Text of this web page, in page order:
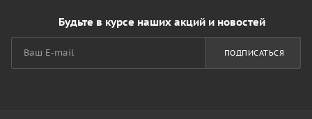
Будьте в курсе наших акций и новостей
ПОДПИСАТЬСЯ